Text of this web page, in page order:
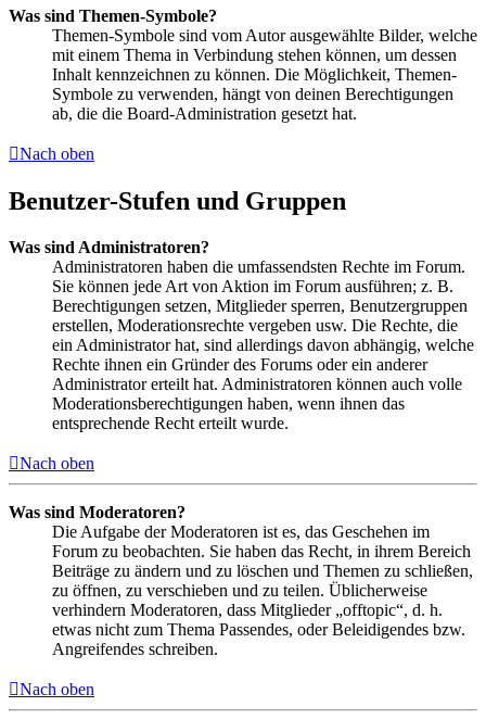
Was sind Themen-Symbole?
Themen-Symbole sind vom Autor ausgewählte Bilder, welche
mit einem Thema in Verbindung stehen können, um dessen
Inhalt kennzeichnen zu können. Die Möglichkeit, Themen-
Symbole zu verwenden, hängt von deinen Berechtigungen
ab, die die Board-Administration gesetzt hat.
Nach oben
Benutzer-Stufen und Gruppen
Was sind Administratoren?
Administratoren haben die umfassendsten Rechte im Forum.
Sie können jede Art von Aktion im Forum ausführen; z. B.
Berechtigungen setzen, Mitglieder sperren, Benutzergruppen
erstellen, Moderationsrechte vergeben usw. Die Rechte, die
ein Administrator hat, sind allerdings davon abhängig, welche
Rechte ihnen ein Gründer des Forums oder ein anderer
Administrator erteilt hat. Administratoren können auch volle
Moderationsberechtigungen haben, wenn ihnen das
entsprechende Recht erteilt wurde.
Nach oben
Was sind Moderatoren?
Die Aufgabe der Moderatoren ist es, das Geschehen im
Forum zu beobachten. Sie haben das Recht, in ihrem Bereich
Beiträge zu ändern und zu löschen und Themen zu schließen,
zu öffnen, zu verschieben und zu teilen. Üblicherweise
verhindern Moderatoren, dass Mitglieder „offtopic“, d. h.
etwas nicht zum Thema Passendes, oder Beleidigendes bzw.
Angreifendes schreiben.
Nach oben